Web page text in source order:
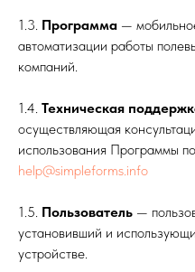
1.3. Программа —
автоматизации работы
компаний.
1.4. Техническая
осуществляющая
использования Программы
help@simpleforms.info
1.5. Пользователь —
установивший и
устройстве.